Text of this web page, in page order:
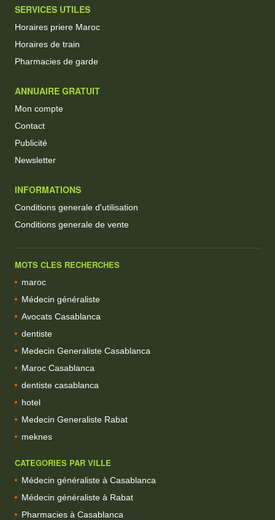
SERVICES UTILES
Horaires priere Maroc
Horaires de train
Pharmacies de garde
ANNUAIRE GRATUIT
Mon compte
Contact
Publicité
Newsletter
INFORMATIONS
Conditions generale d'utilisation
Conditions generale de vente
MOTS CLES RECHERCHES
maroc
Médecin généraliste
Avocats Casablanca
dentiste
Medecin Generaliste Casablanca
Maroc Casablanca
dentiste casablanca
hotel
Medecin Generaliste Rabat
meknes
CATEGORIES PAR VILLE
Médecin généraliste à Casablanca
Médecin généraliste à Rabat
Pharmacies à Casablanca